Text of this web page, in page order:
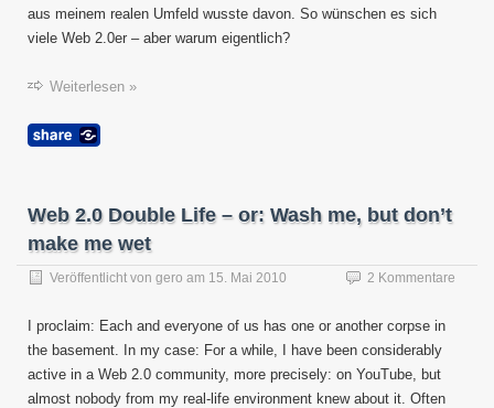
aus meinem realen Umfeld wusste davon. So wünschen es sich
viele Web 2.0er – aber warum eigentlich?
Weiterlesen »
Web 2.0 Double Life – or: Wash me, but don’t
make me wet
Veröffentlicht von gero am 15. Mai 2010 2 Kommentare
I proclaim: Each and everyone of us has one or another corpse in
the basement. In my case: For a while, I have been considerably
active in a Web 2.0 community, more precisely: on YouTube, but
almost nobody from my real-life environment knew about it. Often